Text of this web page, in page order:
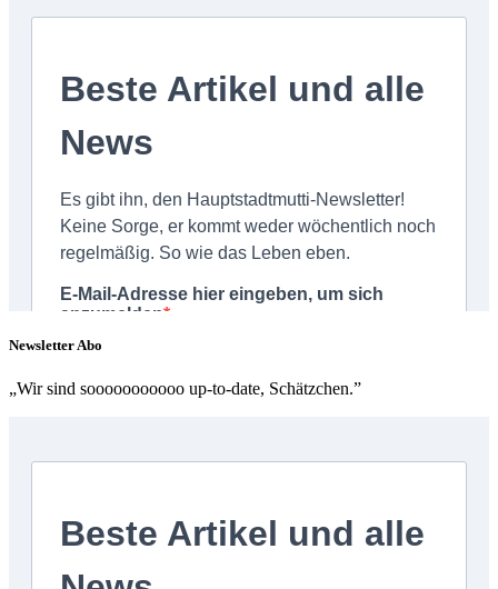
Newsletter Abo
„Wir sind sooooooooooo up-to-date, Schätzchen.”